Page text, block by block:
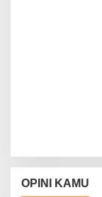
OPINI KAMU